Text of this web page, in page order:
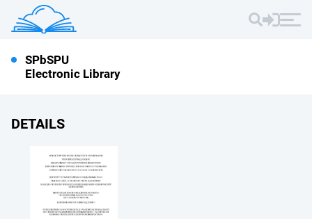
SPbSPU
Electronic Library
DETAILS